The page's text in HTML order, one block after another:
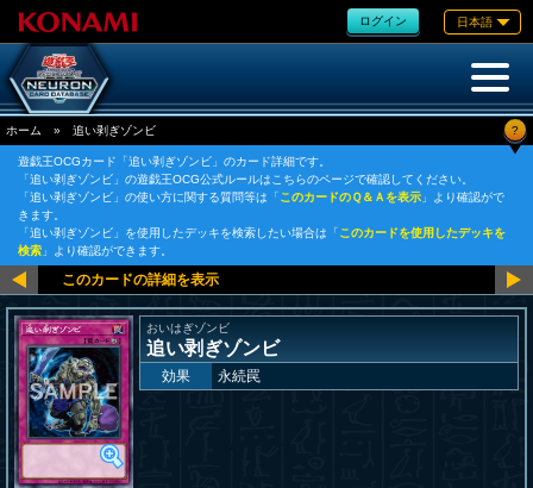
ログイン 日本語
ホーム » 追い剥ぎゾンビ ?
遊戯王OCGカード「追い剥ぎゾンビ」のカード詳細です。
「追い剥ぎゾンビ」の遊戯王OCG公式ルールはこちらのページで確認してください。
「追い剥ぎゾンビ」の使い方に関する質問等は「このカードのＱ＆Ａを表示 」より確認がで
きます。
「追い剥ぎゾンビ」を使用したデッキを検索したい場合は「このカードを使用したデッキを
検索 」より確認ができます。
おいはぎゾンビ
追い剥ぎゾンビ
効果 永続罠